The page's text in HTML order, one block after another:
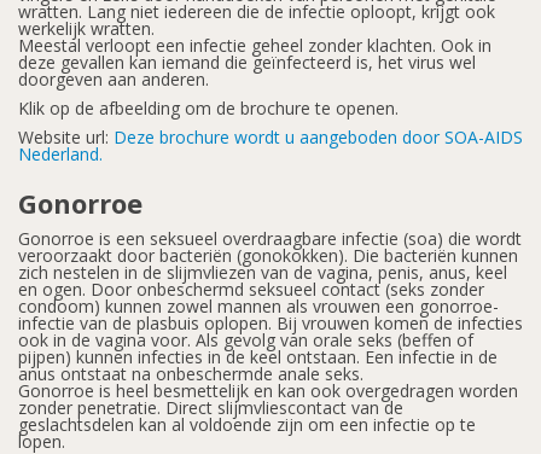
wratten. Lang niet iedereen die de infectie oploopt, krijgt ook
werkelijk wratten.
Meestal verloopt een infectie geheel zonder klachten. Ook in
deze gevallen kan iemand die geïnfecteerd is, het virus wel
doorgeven aan anderen.
Klik op de afbeelding om de brochure te openen.
Website url: Deze brochure wordt u aangeboden door SOA-AIDS
Nederland.
Gonorroe
Gonorroe is een seksueel overdraagbare infectie (soa) die wordt
veroorzaakt door bacteriën (gonokokken). Die bacteriën kunnen
zich nestelen in de slijmvliezen van de vagina, penis, anus, keel
en ogen. Door onbeschermd seksueel contact (seks zonder
condoom) kunnen zowel mannen als vrouwen een gonorroe-
infectie van de plasbuis oplopen. Bij vrouwen komen de infecties
ook in de vagina voor. Als gevolg van orale seks (beffen of
pijpen) kunnen infecties in de keel ontstaan. Een infectie in de
anus ontstaat na onbeschermde anale seks.
Gonorroe is heel besmettelijk en kan ook overgedragen worden
zonder penetratie. Direct slijmvliescontact van de
geslachtsdelen kan al voldoende zijn om een infectie op te
lopen.